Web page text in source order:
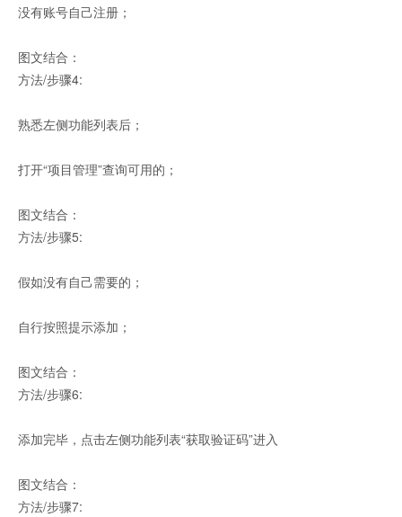
没有账号自己注册；
图文结合：
方法/步骤4:
熟悉左侧功能列表后；
打开“项目管理”查询可用的；
图文结合：
方法/步骤5:
假如没有自己需要的；
自行按照提示添加；
图文结合：
方法/步骤6:
添加完毕，点击左侧功能列表“获取验证码”进入
图文结合：
方法/步骤7: